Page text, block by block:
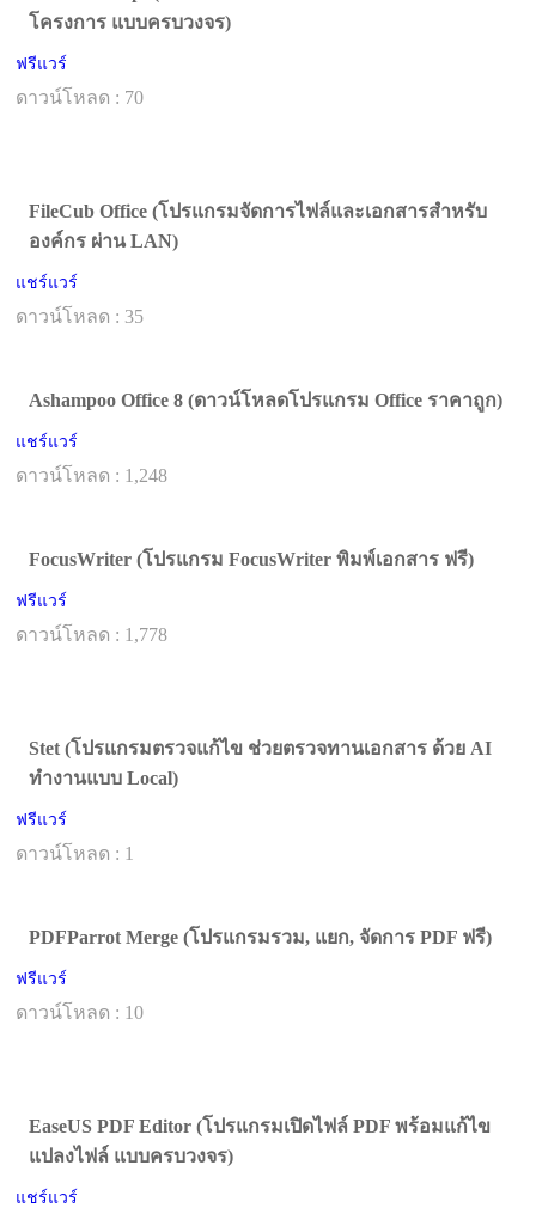
โครงการ แบบครบวงจร)
ฟรีแวร์
ดาวน์โหลด : 70
FileCub Office (โปรแกรมจัดการไฟล์และเอกสารสำหรับ
องค์กร ผ่าน LAN)
แชร์แวร์
ดาวน์โหลด : 35
Ashampoo Office 8 (ดาวน์โหลดโปรแกรม Office ราคาถูก)
แชร์แวร์
ดาวน์โหลด : 1,248
FocusWriter (โปรแกรม FocusWriter พิมพ์เอกสาร ฟรี)
ฟรีแวร์
ดาวน์โหลด : 1,778
Stet (โปรแกรมตรวจแก้ไข ช่วยตรวจทานเอกสาร ด้วย AI
ทำงานแบบ Local)
ฟรีแวร์
ดาวน์โหลด : 1
PDFParrot Merge (โปรแกรมรวม, แยก, จัดการ PDF ฟรี)
ฟรีแวร์
ดาวน์โหลด : 10
EaseUS PDF Editor (โปรแกรมเปิดไฟล์ PDF พร้อมแก้ไข
แปลงไฟล์ แบบครบวงจร)
แชร์แวร์